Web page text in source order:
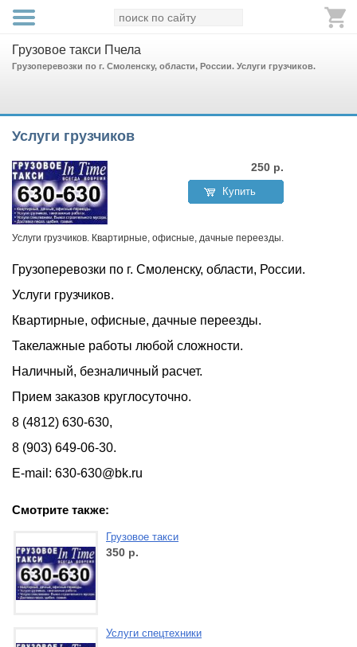
Грузовое такси Пчела
Грузоперевозки по г. Смоленску, области, России. Услуги грузчиков.
Услуги грузчиков
250 р.
Купить
Услуги грузчиков. Квартирные, офисные, дачные переезды.
Грузоперевозки по г. Смоленску, области, России.
Услуги грузчиков.
Квартирные, офисные, дачные переезды.
Такелажные работы любой сложности.
Наличный, безналичный расчет.
Прием заказов круглосуточно.
8 (4812) 630-630,
8 (903) 649-06-30.
E-mail : 630-630@bk.ru
Смотрите также:
Грузовое такси
350 р.
Услуги спецтехники